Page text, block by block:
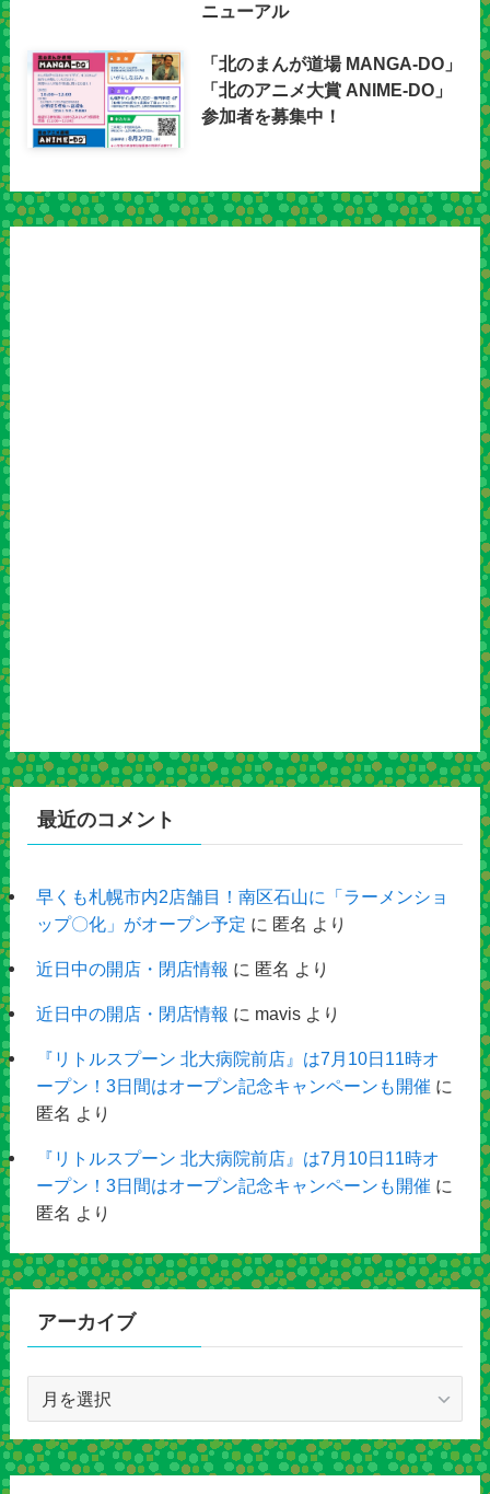
ニューアル
「北のまんが道場 MANGA-DO」
「北のアニメ大賞 ANIME-DO」
参加者を募集中！
最近のコメント
早くも札幌市内2店舗目！南区石山に「ラーメンショ
ップ〇化」がオープン予定 に 匿名 より
近日中の開店・閉店情報 に 匿名 より
近日中の開店・閉店情報 に mavisより
『リトルスプーン 北大病院前店』は7月10日11時オ
ープン！3日間はオープン記念キャンペーンも開催 に
匿名 より
『リトルスプーン 北大病院前店』は7月10日11時オ
ープン！3日間はオープン記念キャンペーンも開催 に
匿名 より
アーカイブ
カ
イ